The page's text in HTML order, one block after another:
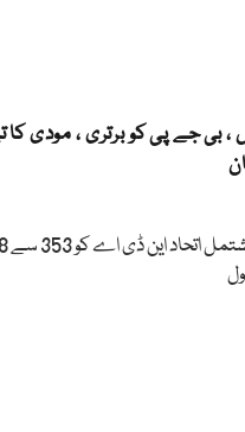
بی جے پی کو برتری ، مودی کا
بی جے پی